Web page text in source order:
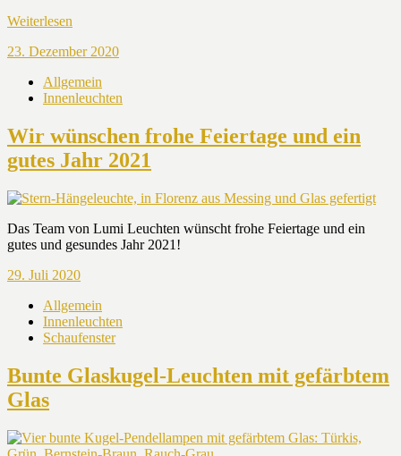
Weiterlesen
23. Dezember 2020
Allgemein
Innenleuchten
Wir wünschen frohe Feiertage und ein
gutes Jahr 2021
Das Team von Lumi Leuchten wünscht frohe Feiertage und ein
gutes und gesundes Jahr 2021!
29. Juli 2020
Allgemein
Innenleuchten
Schaufenster
Bunte Glaskugel-Leuchten mit gefärbtem
Glas